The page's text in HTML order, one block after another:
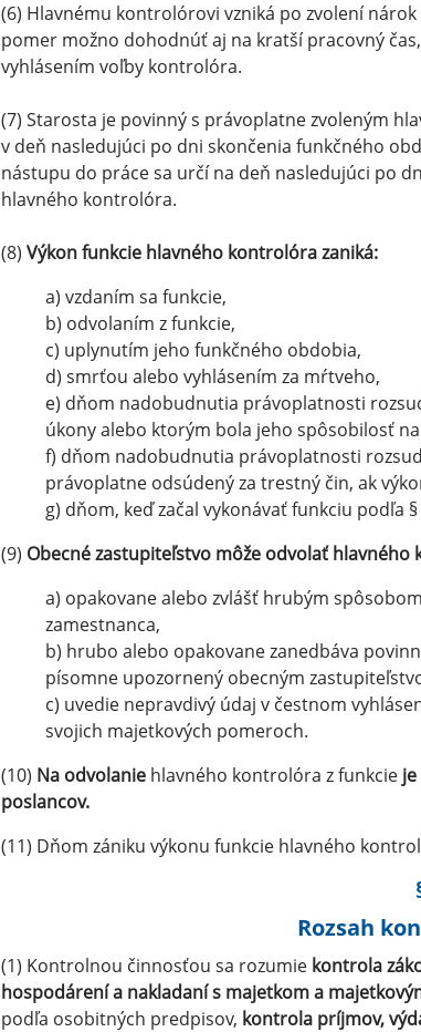
(6) Hlavnému kontrolórovi vzniká po zvolení
pomer možno dohodnúť aj na kratší pracovný
vyhlásením voľby kontrolóra.
(7) Starosta je povinný s právoplatne zvoleným
v deň nasledujúci po dni skončenia funkčného
nástupu do práce sa určí na deň nasledujúci po
hlavného kontrolóra.
(8) Výkon funkcie hlavného kontrolóra zaniká:
a) vzdaním sa funkcie,
b) odvolaním z funkcie,
c) uplynutím jeho funkčného obdobia,
d) smrťou alebo vyhlásením za mŕtveho,
e) dňom nadobudnutia právoplatnosti
úkony alebo ktorým bola jeho spôsobilosť
f) dňom nadobudnutia právoplatnosti
právoplatne odsúdený za trestný čin, ak
g) dňom, keď začal vykonávať funkciu podľa §
(9) Obecné zastupiteľstvo môže odvolať hlavného
a) opakovane alebo zvlášť hrubým
zamestnanca,
b) hrubo alebo opakovane zanedbáva
písomne upozornený obecným
c) uvedie nepravdivý údaj v čestnom
svojich majetkových pomeroch.
(10) Na odvolanie hlavného kontrolóra z funkcie
poslancov.
(11) Dňom zániku výkonu funkcie hlavného
Rozsah
(1) Kontrolnou činnosťou sa rozumie kontrola
hospodárení a nakladaní s majetkom a
podľa osobitných predpisov, kontrola príjmov,